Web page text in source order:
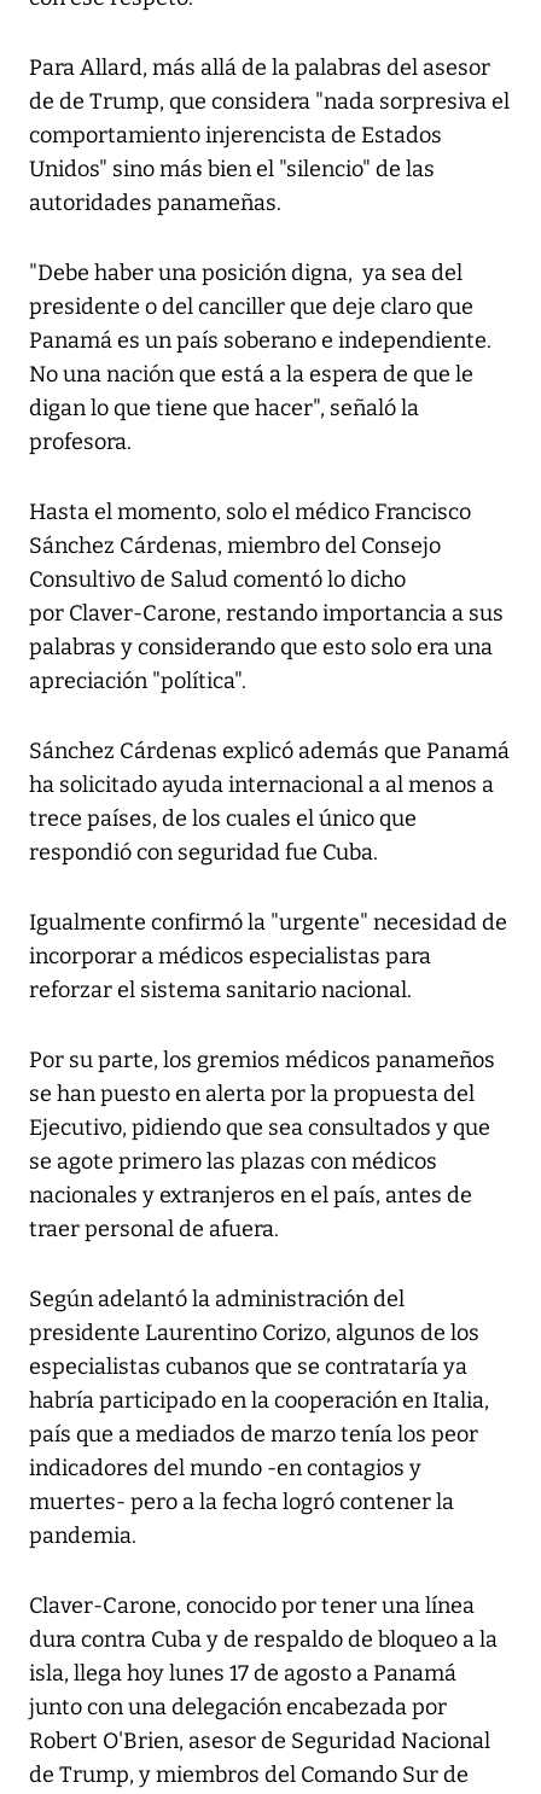
Para Allard, más allá de la palabras del asesor
de de Trump, que considera "nada sorpresiva el
comportamiento injerencista de Estados
Unidos" sino más bien el "silencio" de las
autoridades panameñas.
"Debe haber una posición digna, ya sea del
presidente o del canciller que deje claro que
Panamá es un país soberano e independiente.
No una nación que está a la espera de que le
digan lo que tiene que hacer", señaló la
profesora.
Hasta el momento, solo el médico Francisco
Sánchez Cárdenas, miembro del Consejo
Consultivo de Salud comentó lo dicho
por Claver-Carone, restando importancia a sus
palabras y considerando que esto solo era una
apreciación "política".
Sánchez Cárdenas explicó además que Panamá
ha solicitado ayuda internacional a al menos a
trece países, de los cuales el único que
respondió con seguridad fue Cuba.
Igualmente confirmó la "urgente" necesidad de
incorporar a médicos especialistas para
reforzar el sistema sanitario nacional.
Por su parte, los gremios médicos panameños
se han puesto en alerta por la propuesta del
Ejecutivo, pidiendo que sea consultados y que
se agote primero las plazas con médicos
nacionales y extranjeros en el país, antes de
traer personal de afuera.
Según adelantó la administración del
presidente Laurentino Corizo, algunos de los
especialistas cubanos que se contrataría ya
habría participado en la cooperación en Italia,
país que a mediados de marzo tenía los peor
indicadores del mundo -en contagios y
muertes- pero a la fecha logró contener la
pandemia.
Claver-Carone, conocido por tener una línea
dura contra Cuba y de respaldo de bloqueo a la
isla, llega hoy lunes 17 de agosto a Panamá
junto con una delegación encabezada por
Robert O'Brien, asesor de Seguridad Nacional
de Trump, y miembros del Comando Sur de